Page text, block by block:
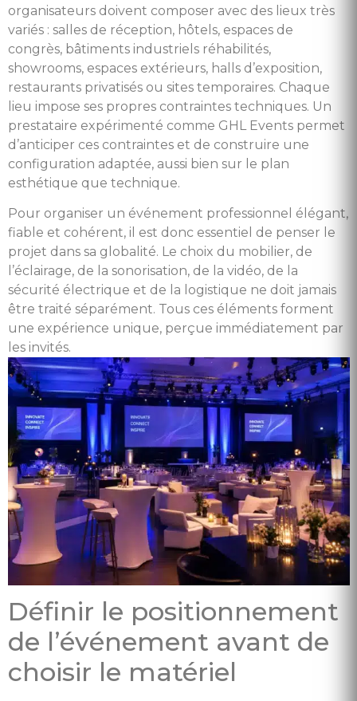
organisateurs doivent composer avec des lieux très
variés : salles de réception, hôtels, espaces de
congrès, bâtiments industriels réhabilités,
showrooms, espaces extérieurs, halls d’exposition,
restaurants privatisés ou sites temporaires. Chaque
lieu impose ses propres contraintes techniques. Un
prestataire expérimenté comme GHL Events permet
d’anticiper ces contraintes et de construire une
configuration adaptée, aussi bien sur le plan
esthétique que technique.
Pour organiser un événement professionnel élégant,
fiable et cohérent, il est donc essentiel de penser le
projet dans sa globalité. Le choix du mobilier, de
l’éclairage, de la sonorisation, de la vidéo, de la
sécurité électrique et de la logistique ne doit jamais
être traité séparément. Tous ces éléments forment
une expérience unique, perçue immédiatement par
les invités.
Définir le positionnement
de l’événement avant de
choisir le matériel